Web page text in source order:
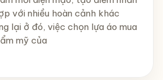
với nhiều hoàn cảnh khác
lại ở đó, việc chọn lựa áo mua
mỹ của